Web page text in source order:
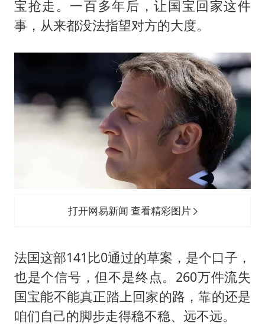
宝抢走。一百多年后，让国宝回家这件
事，从来都没法指望对方的大度。
打开网易新闻 查看精彩图片
法国这部141比0通过的草案，是个口子，
也是个信号，但不是终点。260万件流失
国宝能不能真正踏上回家的路，靠的还是
咱们自己的脚步走得稳不稳、远不远。